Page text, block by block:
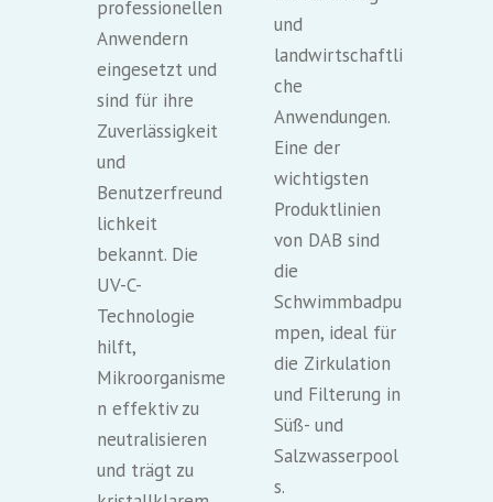
professionellen
Anwendern
eingesetzt und
sind für ihre
Zuverlässigkeit
und
Benutzerfreund
lichkeit
bekannt. Die
UV-C-
Technologie
hilft,
Mikroorganisme
n effektiv zu
neutralisieren
und trägt zu
und
landwirtschaftli
che
Anwendungen.
Eine der
wichtigsten
Produktlinien
von DAB sind
die
Schwimmbadpu
mpen, ideal für
die Zirkulation
und Filterung in
Süß- und
Salzwasserpool
s.